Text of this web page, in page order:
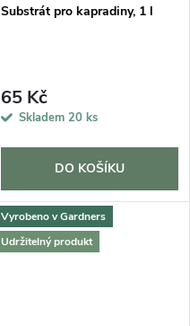
Substrát pro kapradiny, 1 l
65 Kč
Skladem 20 ks
DO KOŠÍKU
Vyrobeno v Gardners
Udržitelný produkt